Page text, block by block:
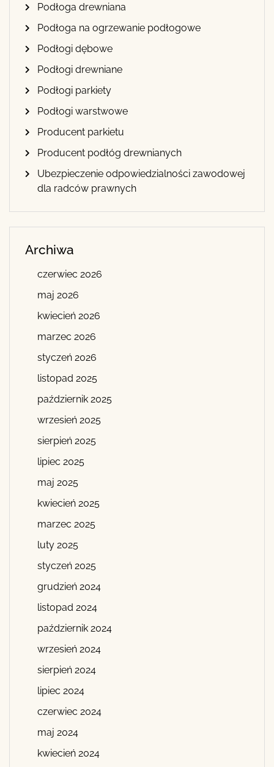
Podłoga drewniana
Podłoga na ogrzewanie podłogowe
Podłogi dębowe
Podłogi drewniane
Podłogi parkiety
Podłogi warstwowe
Producent parkietu
Producent podłóg drewnianych
Ubezpieczenie odpowiedzialności zawodowej
dla radców prawnych
Archiwa
czerwiec 2026
maj 2026
kwiecień 2026
marzec 2026
styczeń 2026
listopad 2025
październik 2025
wrzesień 2025
sierpień 2025
lipiec 2025
maj 2025
kwiecień 2025
marzec 2025
luty 2025
styczeń 2025
grudzień 2024
listopad 2024
październik 2024
wrzesień 2024
sierpień 2024
lipiec 2024
czerwiec 2024
maj 2024
kwiecień 2024